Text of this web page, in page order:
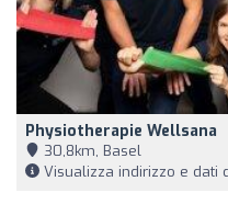
Physiotherapie Wellsana
30,8km, Basel
Visualizza indirizzo e dati